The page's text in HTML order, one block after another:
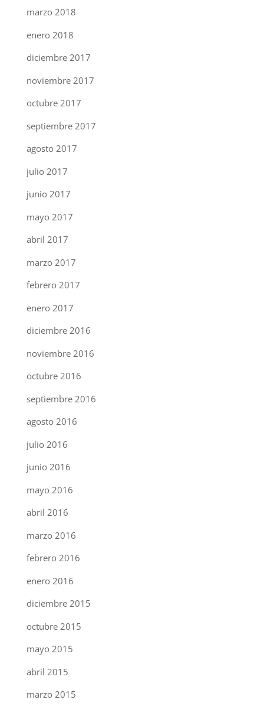
marzo 2018
enero 2018
diciembre 2017
noviembre 2017
octubre 2017
septiembre 2017
agosto 2017
julio 2017
junio 2017
mayo 2017
abril 2017
marzo 2017
febrero 2017
enero 2017
diciembre 2016
noviembre 2016
octubre 2016
septiembre 2016
agosto 2016
julio 2016
junio 2016
mayo 2016
abril 2016
marzo 2016
febrero 2016
enero 2016
diciembre 2015
octubre 2015
mayo 2015
abril 2015
marzo 2015